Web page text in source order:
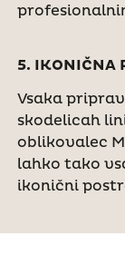
5. IKONIČNA
Vsaka
skodelicah
oblikovalec
lahko tako
ikonični